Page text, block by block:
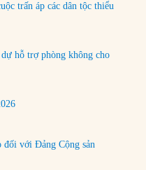
trấn áp các dân tộc thiểu
hỗ trợ phòng không cho
với Đảng Cộng sản